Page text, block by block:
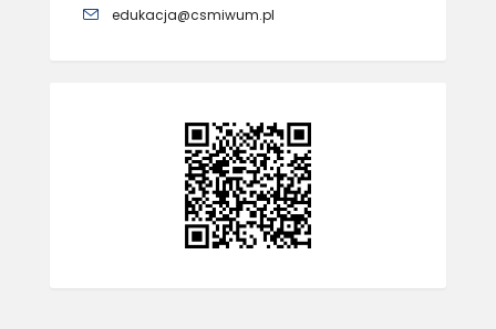
edukacja@csmiwum.pl